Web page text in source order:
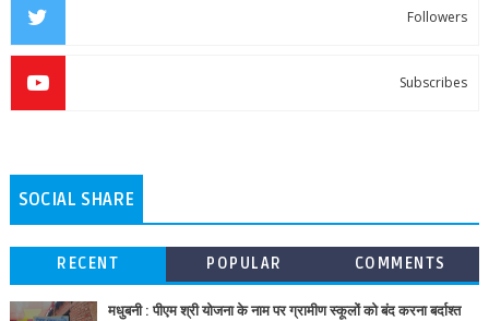
Followers
Subscribes
SOCIAL SHARE
RECENT POPULAR COMMENTS
मधुबनी : पीएम श्री योजना के नाम पर ग्रामीण स्कूलों को बंद करना बर्दाश्त